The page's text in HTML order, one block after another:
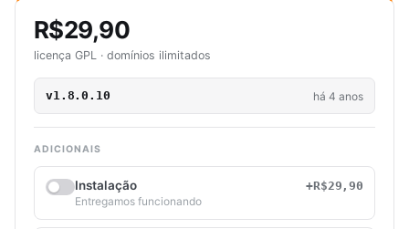
R$29,90
licença GPL · domínios ilimitados
v1.8.0.10 há 4 anos
ADICIONAIS
Instalação
+R$29,90
Entregamos funcionando